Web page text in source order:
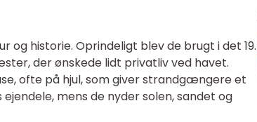
og historie. Oprindeligt blev de brugt i det 19.
der ønskede lidt privatliv ved havet.
ofte på hjul, som giver strandgængere et
mens de nyder solen, sandet og